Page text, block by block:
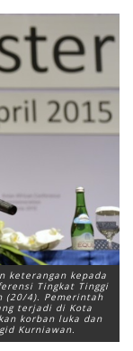
keterangan kepada
Tingkat Tinggi
(20/4). Pemerintah
terjadi di Kota
korban luka dan
Kurniawan.